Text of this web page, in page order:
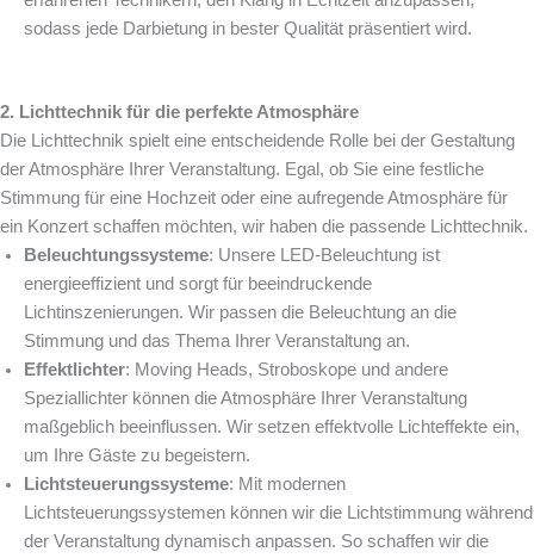
sodass jede Darbietung in bester Qualität präsentiert wird.
2. Lichttechnik für die perfekte Atmosphäre
Die Lichttechnik spielt eine entscheidende Rolle bei der Gestaltung
der Atmosphäre Ihrer Veranstaltung. Egal, ob Sie eine festliche
Stimmung für eine Hochzeit oder eine aufregende Atmosphäre für
ein Konzert schaffen möchten, wir haben die passende Lichttechnik.
Beleuchtungssysteme: Unsere LED-Beleuchtung ist
energieeffizient und sorgt für beeindruckende
Lichtinszenierungen. Wir passen die Beleuchtung an die
Stimmung und das Thema Ihrer Veranstaltung an.
Effektlichter: Moving Heads, Stroboskope und andere
Speziallichter können die Atmosphäre Ihrer Veranstaltung
maßgeblich beeinflussen. Wir setzen effektvolle Lichteffekte ein,
um Ihre Gäste zu begeistern.
Lichtsteuerungssysteme: Mit modernen
Lichtsteuerungssystemen können wir die Lichtstimmung während
der Veranstaltung dynamisch anpassen. So schaffen wir die